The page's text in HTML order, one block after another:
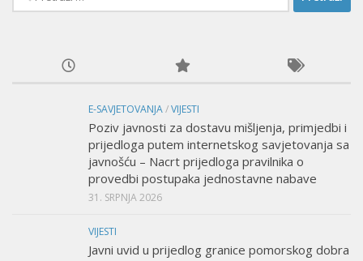
E-SAVJETOVANJA/VIJESTI
Poziv javnosti za dostavu mišljenja, primjedbi i
prijedloga putem internetskog savjetovanja sa
javnošću – Nacrt prijedloga pravilnika o
provedbi postupaka jednostavne nabave
31. SRPNJA 2026
VIJESTI
Javni uvid u prijedlog granice pomorskog dobra